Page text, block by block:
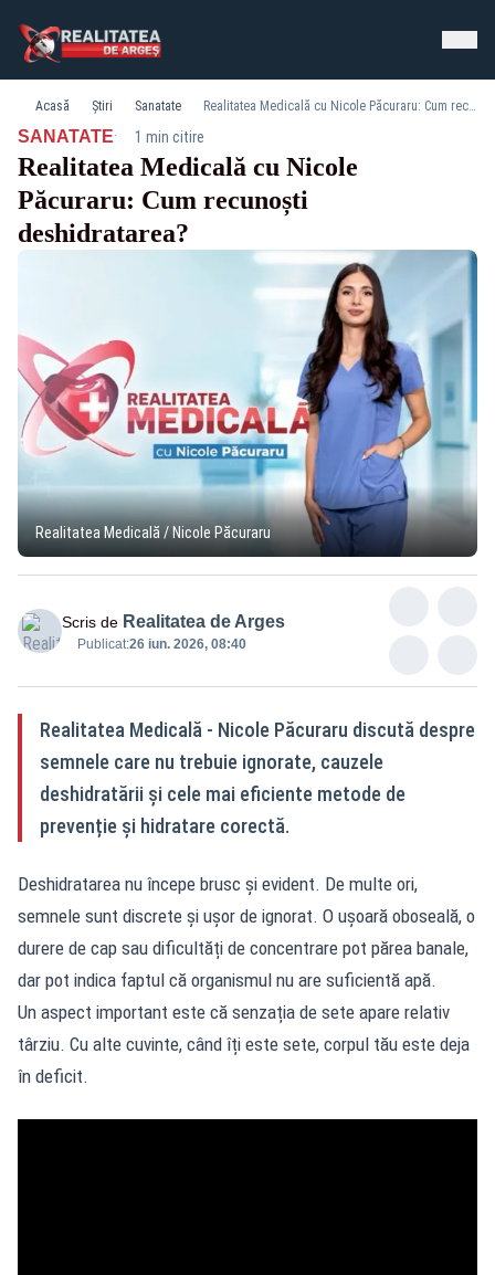
Acasă Știri Sanatate Realitatea Medicală cu Nicole Păcuraru: Cum recunoști deshidratarea?
SANATATE· 1 min citire
Realitatea Medicală cu Nicole
Păcuraru: Cum recunoști
deshidratarea?
Realitatea Medicală / Nicole Păcuraru
Scris de Realitatea de Arges
Publicat:26 iun. 2026, 08:40
Realitatea Medicală - Nicole Păcuraru discută despre
semnele care nu trebuie ignorate, cauzele
deshidratării și cele mai eficiente metode de
prevenție și hidratare corectă.
Deshidratarea nu începe brusc și evident. De multe ori,
semnele sunt discrete și ușor de ignorat. O ușoară oboseală, o
durere de cap sau dificultăți de concentrare pot părea banale,
dar pot indica faptul că organismul nu are suficientă apă.
Un aspect important este că senzația de sete apare relativ
târziu. Cu alte cuvinte, când îți este sete, corpul tău este deja
în deficit.